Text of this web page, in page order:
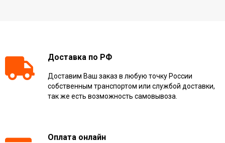
Доставка по РФ
Доставим Ваш заказ в любую точку России
собственным транспортом или службой доставки,
так же есть возможность самовывоза.
Оплата онлайн